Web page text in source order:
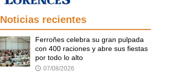
Noticias recientes
Ferroñes celebra su gran pulpada
con 400 raciones y abre sus fiestas
por todo lo alto
🕔 07/08/2026